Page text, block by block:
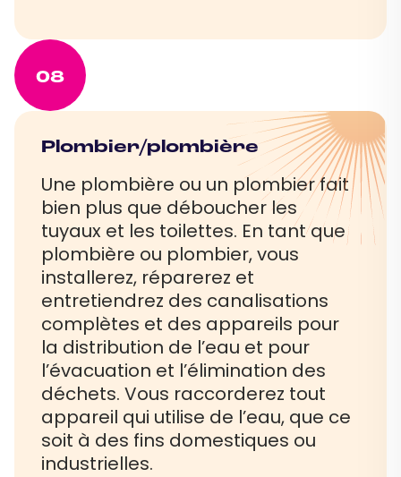
08
Plombier/plombière
Une plombière ou un plombier fait
bien plus que déboucher les
tuyaux et les toilettes. En tant que
plombière ou plombier, vous
installerez, réparerez et
entretiendrez des canalisations
complètes et des appareils pour
la distribution de l’eau et pour
l’évacuation et l’élimination des
déchets. Vous raccorderez tout
appareil qui utilise de l’eau, que ce
soit à des fins domestiques ou
industrielles.